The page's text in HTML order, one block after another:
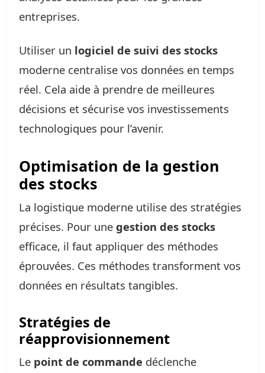
entreprises.
Utiliser un logiciel de suivi des stocks
moderne centralise vos données en temps
réel. Cela aide à prendre de meilleures
décisions et sécurise vos investissements
technologiques pour l’avenir.
Optimisation de la gestion
des stocks
La logistique moderne utilise des stratégies
précises. Pour une gestion des stocks
efficace, il faut appliquer des méthodes
éprouvées. Ces méthodes transforment vos
données en résultats tangibles.
Stratégies de
réapprovisionnement
Le point de commande déclenche